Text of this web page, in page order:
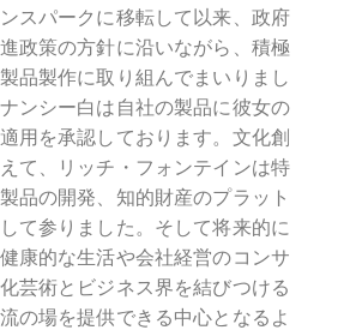
スパークに移転して以来、政府
政策の方針に沿いながら、積極
品製作に取り組んでまいりまし
ンシー白は自社の製品に彼女の
用を承認しております。文化創
て、リッチ・フォンテインは特
品の開発、知的財産のプラット
て参りました。そして将来的に
康的な生活や会社経営のコンサ
芸術とビジネス界を結びつける
の場を提供できる中心となるよ